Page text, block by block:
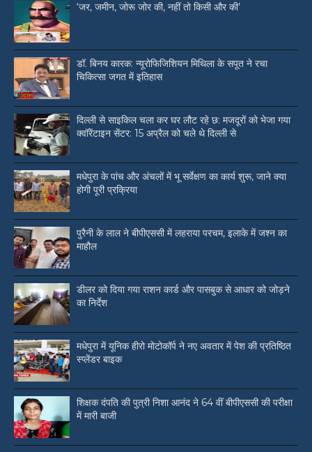
‘जर, जमीन, जोरू जोर की, नहीं तो किसी और की’
डॉ. बिनय कारक: न्यूरोफिजिशियन मिथिला के सपूत ने रचा
चिकित्सा जगत में इतिहास
दिल्ली से साइकिल चला कर घर लौट रहे छ: मजदूरों को भेजा गया
क्वॉरेंटाइन सेंटर: 15 अप्रैल को चले थे दिल्ली से
मधेपुरा के पांच और अंचलों में भू सर्वेक्षण का कार्य शुरू, जाने क्या
होगी पूरी प्रक्रिया
पुरैनी के लाल ने बीपीएससी में लहराया परचम, इलाके में जश्न का
माहौल
डीलर को दिया गया राशन कार्ड और पासबुक से आधार को जोड़ने
का निर्देश
मधेपुरा में यूनिक हीरो मोटोकॉर्प ने नए अवतार में पेश की प्रतिष्ठित
स्प्लेंडर बाइक
शिक्षक दंपति की पुत्री निशा आनंद ने 64 वीं बीपीएससी की परीक्षा
में मारी बाजी